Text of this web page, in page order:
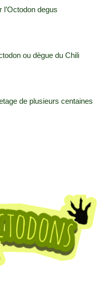
degus
ou dègue du Chili
de plusieurs centaines